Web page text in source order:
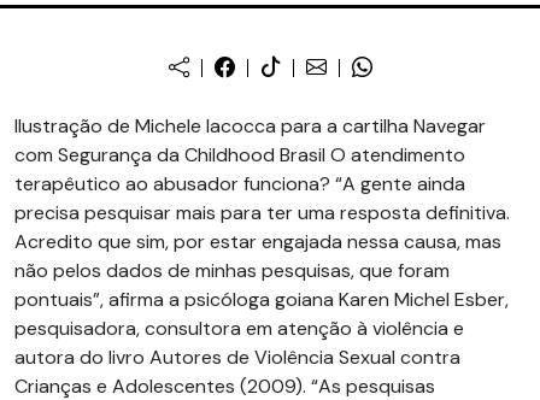
Ilustração de Michele Iacocca para a cartilha Navegar
com Segurança da Childhood Brasil O atendimento
terapêutico ao abusador funciona? “A gente ainda
precisa pesquisar mais para ter uma resposta definitiva.
Acredito que sim, por estar engajada nessa causa, mas
não pelos dados de minhas pesquisas, que foram
pontuais”, afirma a psicóloga goiana Karen Michel Esber,
pesquisadora, consultora em atenção à violência e
autora do livro Autores de Violência Sexual contra
Crianças e Adolescentes (2009). “As pesquisas